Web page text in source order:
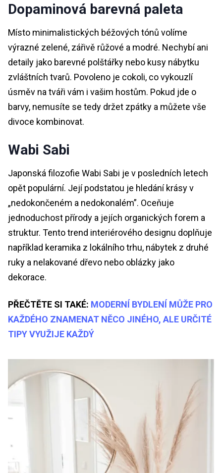
Dopaminová barevná paleta
Místo minimalistických béžových tónů volíme
výrazné zelené, zářivě růžové a modré. Nechybí ani
detaily jako barevné polštářky nebo kusy nábytku
zvláštních tvarů. Povoleno je cokoli, co vykouzlí
úsměv na tváři vám i vašim hostům. Pokud jde o
barvy, nemusíte se tedy držet zpátky a můžete vše
divoce kombinovat.
Wabi Sabi
Japonská filozofie Wabi Sabi je v posledních letech
opět populární. Její podstatou je hledání krásy v
„nedokončeném a nedokonalém”. Oceňuje
jednoduchost přírody a jejích organických forem a
struktur. Tento trend interiérového designu doplňuje
například keramika z lokálního trhu, nábytek z druhé
ruky a nelakované dřevo nebo oblázky jako
dekorace.
PŘEČTĚTE SI TAKÉ: MODERNÍ BYDLENÍ MŮŽE PRO
KAŽDÉHO ZNAMENAT NĚCO JINÉHO, ALE URČITÉ
TIPY VYUŽIJE KAŽDÝ